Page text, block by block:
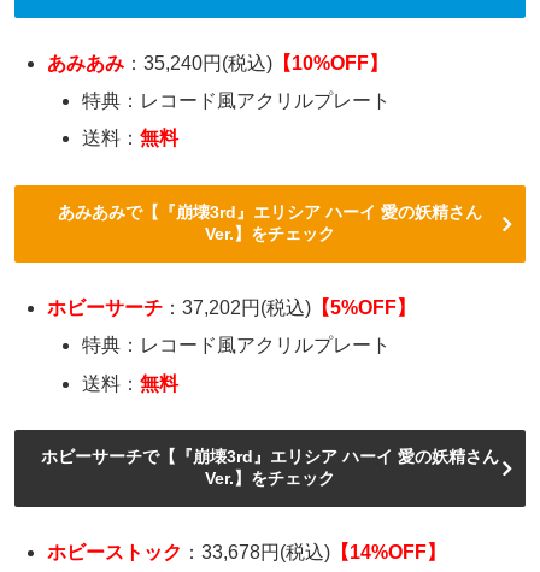
あみあみ ：35,240円(税込) 【10%OFF】
特典：レコード風アクリルプレート
送料：無料
あみあみで【『崩壊3rd』エリシア ハーイ 愛の妖精さん
Ver.】をチェック
ホビーサーチ ：37,202円(税込) 【5%OFF】
特典：レコード風アクリルプレート
送料：無料
ホビーサーチで【『崩壊3rd』エリシア ハーイ 愛の妖精さん
Ver.】をチェック
ホビーストック ：33,678円(税込) 【14%OFF】